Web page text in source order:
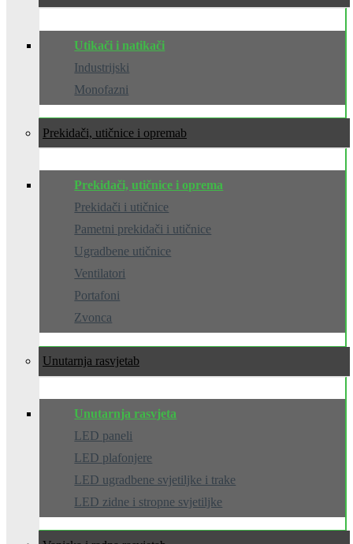
Utikači i natikači
Industrijski
Monofazni
Prekidači, utičnice i oprema
Prekidači, utičnice i oprema
Prekidači i utičnice
Pametni prekidači i utičnice
Ugradbene utičnice
Ventilatori
Portafoni
Zvonca
Unutarnja rasvjeta
Unutarnja rasvjeta
LED paneli
LED plafonjere
LED ugradbene svjetiljke i trake
LED zidne i stropne svjetiljke